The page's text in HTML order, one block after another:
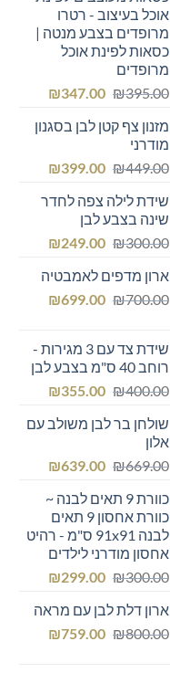
₪600.00.
₪569.00.
אוכל בעיצוב - רטרו
מרופדים בצבע מנטה |
כסאות לפינת אוכל
מרופדים
₪395.00
המחיר
היה:
₪347.00
המחיר
הוא:
מזנון צף קטן לבן בסגנון
מודרני
₪449.00
המחיר
היה:
₪449.00.
₪399.00
המחיר
הוא:שידת לילה צפה לחדר
שינה בצבע לבן
₪300.00
המחיר
היה:
₪300.00.
₪249.00
המחיר
הוא:
₪249.00.
ארון מדפים לאמבטיה
₪700.00
המחיר
₪700.00.
₪699.00
המחיר
₪699.00.שידת צד עם 3 מגירות -
רוחב 40 ס"מ בצבע לבן
₪400.00
המחיר
היה:
₪355.00
המחיר
הוא:
שולחן בר לבן משולב עם
אלון
₪669.00
המחיר
היה:
₪669.00.
₪639.00
המחיר
הוא:כוורת 9 תאים לבנה ~
כוורת אחסון 9 תאים
לבנה 91x91 ס"מ - רהיט
אחסון מודרני לילדים
₪300.00
המחיר
היה:
₪300.00.
₪299.00
המחיר
הוא:
₪299.00.
ארון דלת לבן עם מראה
₪800.00
המחיר ₪759.00
המחיר